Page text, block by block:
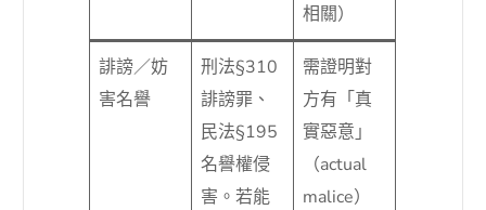
相關）
誹謗／妨
害名譽
刑法§310
誹謗罪、
民法§195
名譽權侵
害。若能
需證明對
方有「真
實惡意」
（actual
malice）